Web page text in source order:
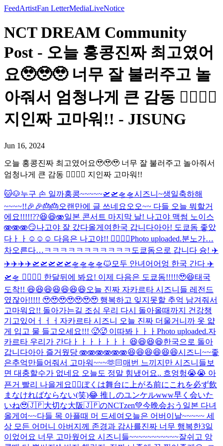
FeedArtistFan LetterMediaLiveNotice
NCT DREAM Community
Post - 오늘 홍콩진짜 최고였어
요🥹🥹🥹 너무 잘 불러주고 놀
아줘서 엄청나게 큰 감동 🙂‍↕️🙂‍↕️
지인짜 고마워!! - JISUNG
Jun 16, 2024
오늘 홍콩진짜 최고였어요🥹🥹🥹 너무 잘 불러주고 놀아줘서
엄청나게 큰 감동 🙂‍↕️🙂‍↕️ 지인짜 고마워!!
🐱🐶누구 손 일까홍콩~~~~~🛫🛫🛸🛸시즈니~생일축하해
~~~~!!🎉🎉🎂🎂오랜만에 글 쓰네요오오~~ 다들 오늘 뭐할거
에요!!!!!??😆😆🫨일본 콘서트 마지막 날! 나고야 맥썸 노이스
🫨🫨🫨😏나고야 잘 갔다올게여 한국 갑니다아아! 도쿄돔 좋았
다ㅏㅏ☺️☺️☺️ 다음은 나고야!! 🙂‍↕️🙂‍↕️Photo uploaded.분노가…
차오른다… ㅋㅋㅋㅋㅋㅋㅋㅋㅋㅋㅋ 도쿄돔으로 갑니다 슝! ✈️
✈️✈️✈️✈️🛫🛫🛫🛫🛫🛸🛸🛸🛸🐱 모두 안녀어어엉 한국 간다 ✈️
🛫🛸 🙂‍↕️🙂‍↕️ 한달뒤에 봐요! 이제 다음은 도쿄돔!!!!!🥹😆태국
도착!! 😆😆😆😆😆😆😆오늘 진짜 자카르타 시즈니들 레전드
였잖아!!!!! 🥹🥹🥹🥹🥹🥹🥹 행복하고 잊지못할 추억 남겨줘서
고마워요!! 돌아가는길 조심 우리 다시 돌아올때까지 건강챙
기고있어ㅓㅓㅓ 자카르타 시즈니 오늘 진짜 더울거니까 옷 얇
게 입고 물 들고오세요!!! 🥵🥵 이따봐ㅏㅏㅏ Photo uploaded.자
카르타 우리가 간다ㅏㅏㅏㅏㅏㅏㅏ 😆😆😆😆한국으로 돌아
갑니다아아 즐거웠당 🫨🫨🫨🫨🫨🫨😆😆😆😆😆😆시즈니~~좋
은추억만들어줘서 고마워~~~🫶🏻매번 느끼지만 시즈니들보
면 대충할수가 없네요 오늘도 정말 힘냈어요.. 흐엉헝😭😭 아
픈거 빨리 나을게요🙂‍↕️ぼくは舞台に上がる前にこれを必ず飲
まなければならない(笑)😂 推しのユンケルwww早く会いた
いね🥹🇯🇵大切な大阪🇯🇵のNCTzen💚今晩会おう 일본 다녀
올게여~~다들 목 아플때 머 드세여 오늘은 어버이날~~~~~ 세
상 모든 어머니 아버지께 존경과 감사를진짜 너무 행복한3일
이었어요 너무 고마웠어요 시즈니들~~~~~~~~~~~잘쉬고 앙